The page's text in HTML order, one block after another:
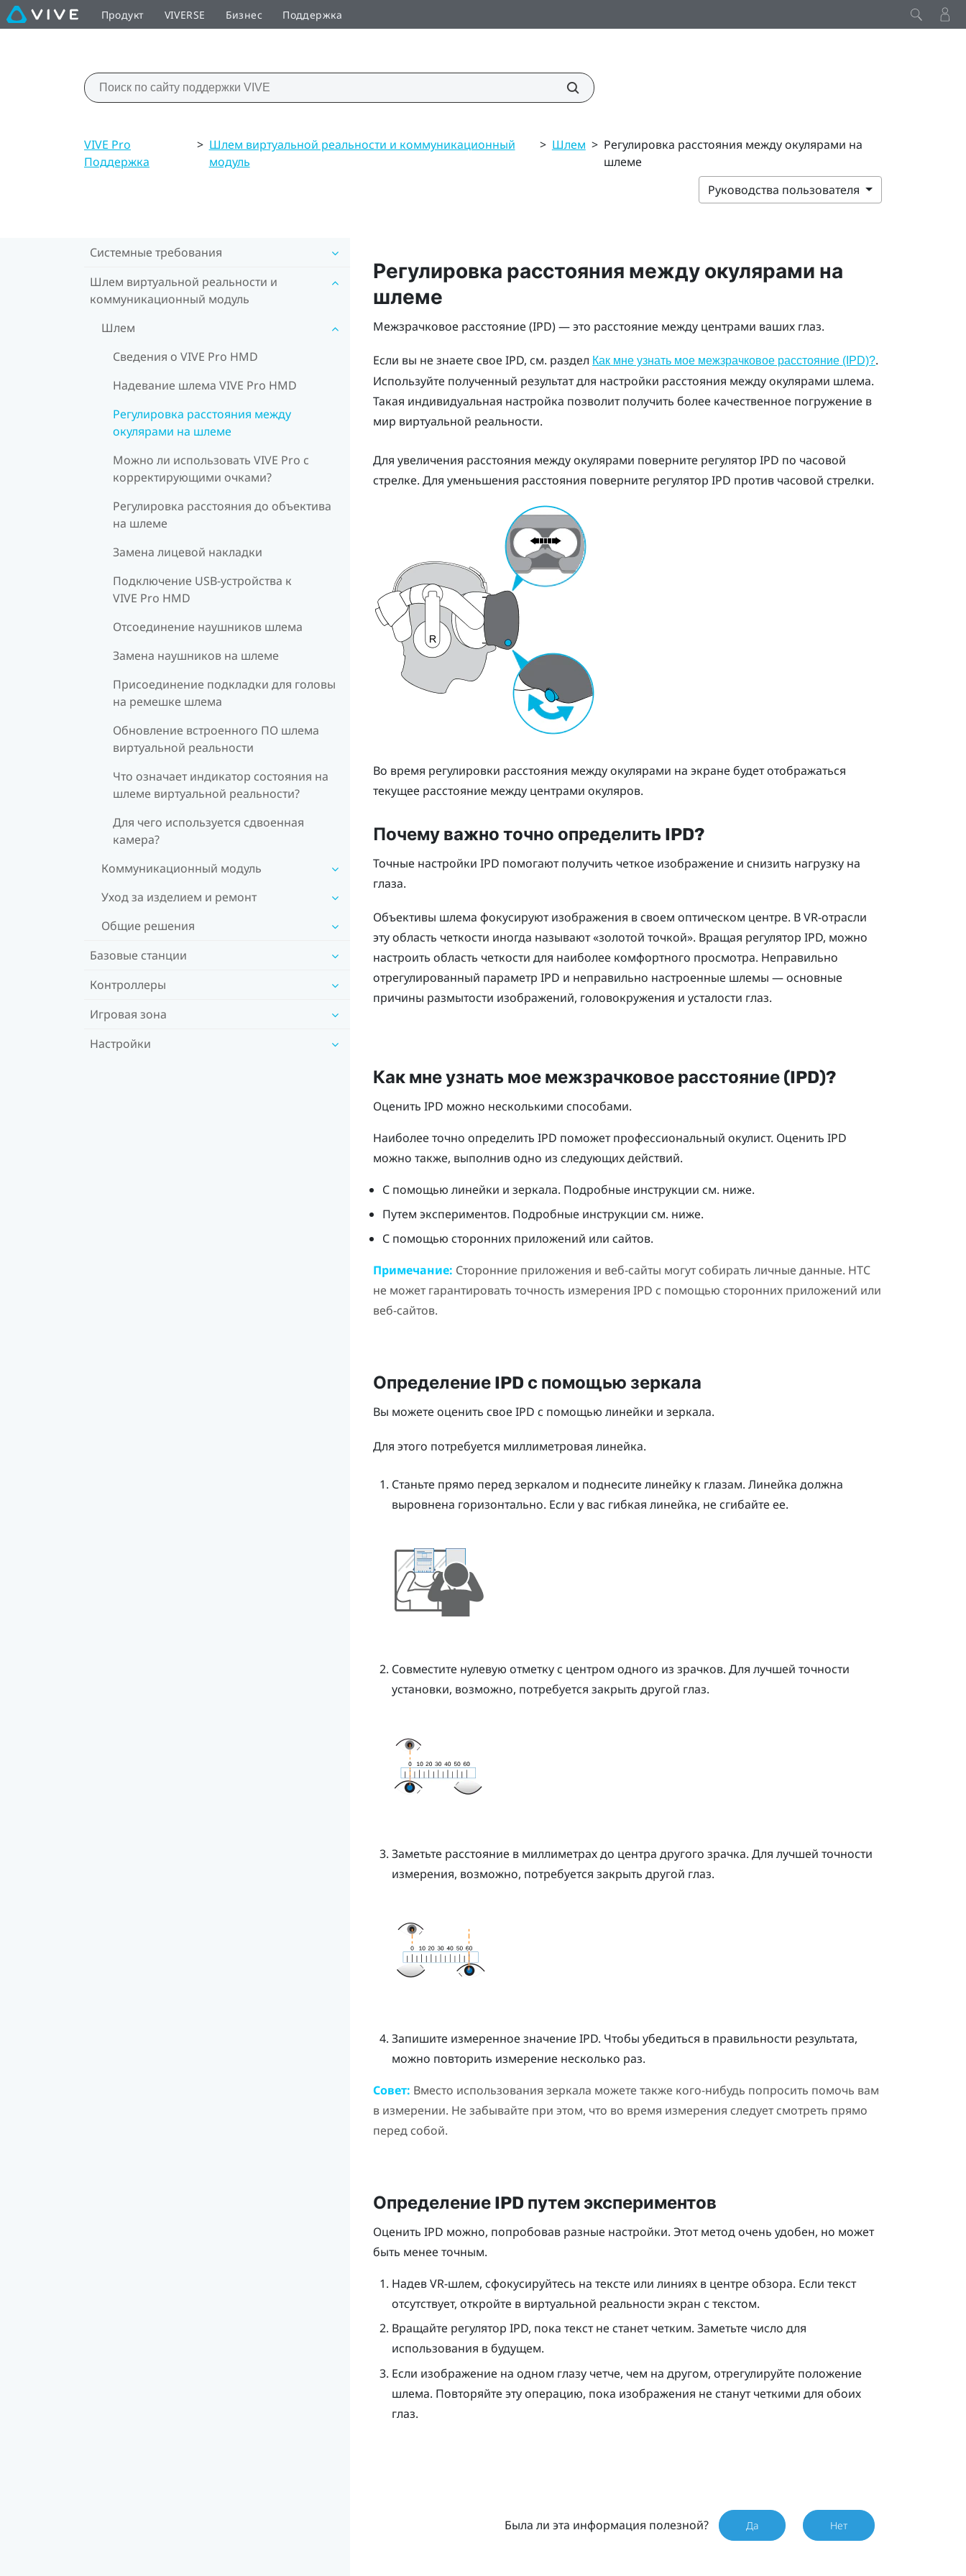
Продукт VIVERSE Бизнес Поддержка
VIVE Pro
Поддержка
> Шлем виртуальной реальности и коммуникационный
модуль
> Шлем > Регулировка расстояния между окулярами на
шлеме
Руководства пользователя
Системные требования
Шлем виртуальной реальности и
коммуникационный модуль
Шлем
Сведения о VIVE Pro HMD
Надевание шлема VIVE Pro HMD
Регулировка расстояния между
окулярами на шлеме
Можно ли использовать VIVE Pro c
корректирующими очками?
Регулировка расстояния до объектива
на шлеме
Замена лицевой накладки
Подключение USB-устройства к
VIVE Pro HMD
Отсоединение наушников шлема
Замена наушников на шлеме
Присоединение подкладки для головы
на ремешке шлема
Обновление встроенного ПО шлема
виртуальной реальности
Что означает индикатор состояния на
шлеме виртуальной реальности?
Для чего используется сдвоенная
камера?
Коммуникационный модуль
Уход за изделием и ремонт
Общие решения
Базовые станции
Контроллеры
Игровая зона
Настройки
Регулировка расстояния между окулярами на
шлеме
Межзрачковое расстояние (IPD) — это расстояние между центрами ваших глаз.
Если вы не знаете свое IPD, см. раздел Как мне узнать мое межзрачковое расстояние (IPD)?.
Используйте полученный результат для настройки расстояния между окулярами шлема.
Такая индивидуальная настройка позволит получить более качественное погружение в
мир виртуальной реальности.
Для увеличения расстояния между окулярами поверните регулятор IPD по часовой
стрелке. Для уменьшения расстояния поверните регулятор IPD против часовой стрелки.
Во время регулировки расстояния между окулярами на экране будет отображаться
текущее расстояние между центрами окуляров.
Почему важно точно определить IPD?
Точные настройки IPD помогают получить четкое изображение и снизить нагрузку на
глаза.
Объективы шлема фокусируют изображения в своем оптическом центре. В VR-отрасли
эту область четкости иногда называют «золотой точкой». Вращая регулятор IPD, можно
настроить область четкости для наиболее комфортного просмотра. Неправильно
отрегулированный параметр IPD и неправильно настроенные шлемы — основные
причины размытости изображений, головокружения и усталости глаз.
Как мне узнать мое межзрачковое расстояние (IPD)?
Оценить IPD можно несколькими способами.
Наиболее точно определить IPD поможет профессиональный окулист. Оценить IPD
можно также, выполнив одно из следующих действий.
С помощью линейки и зеркала. Подробные инструкции см. ниже.
Путем экспериментов. Подробные инструкции см. ниже.
С помощью сторонних приложений или сайтов.
Примечание: Сторонние приложения и веб-сайты могут собирать личные данные. HTC
не может гарантировать точность измерения IPD с помощью сторонних приложений или
веб-сайтов.
Определение IPD с помощью зеркала
Вы можете оценить свое IPD с помощью линейки и зеркала.
Для этого потребуется миллиметровая линейка.
Станьте прямо перед зеркалом и поднесите линейку к глазам. Линейка должна
выровнена горизонтально. Если у вас гибкая линейка, не сгибайте ее.
Совместите нулевую отметку с центром одного из зрачков. Для лучшей точности
установки, возможно, потребуется закрыть другой глаз.
Заметьте расстояние в миллиметрах до центра другого зрачка. Для лучшей точности
измерения, возможно, потребуется закрыть другой глаз.
Запишите измеренное значение IPD. Чтобы убедиться в правильности результата,
можно повторить измерение несколько раз.
Совет: Вместо использования зеркала можете также кого-нибудь попросить помочь вам
в измерении. Не забывайте при этом, что во время измерения следует смотреть прямо
перед собой.
Определение IPD путем экспериментов
Оценить IPD можно, попробовав разные настройки. Этот метод очень удобен, но может
быть менее точным.
Надев VR-шлем, сфокусируйтесь на тексте или линиях в центре обзора. Если текст
отсутствует, откройте в виртуальной реальности экран с текстом.
Вращайте регулятор IPD, пока текст не станет четким. Заметьте число для
использования в будущем.
Если изображение на одном глазу четче, чем на другом, отрегулируйте положение
шлема. Повторяйте эту операцию, пока изображения не станут четкими для обоих
глаз.
Была ли эта информация полезной? Да Нет